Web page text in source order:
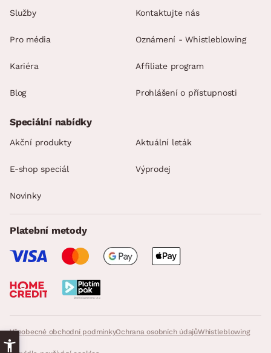
Služby
Pro média
Kariéra
Blog
Kontaktujte nás
Oznámení - Whistleblowing
Affiliate program
Prohlášení o přístupnosti
Všeobecné obchodní podmínkyOchrana osobních údajůWhistleblowing
Speciální nabídky
Akční produkty Aktuální leták
E-shop speciál Výprodej
Novinky
Platební metody